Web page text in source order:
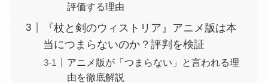
評価する理由
『杖と剣のウィストリア』アニメ版は本
当につまらないのか？評判を検証
アニメ版が「つまらない」と言われる理
由を徹底解説